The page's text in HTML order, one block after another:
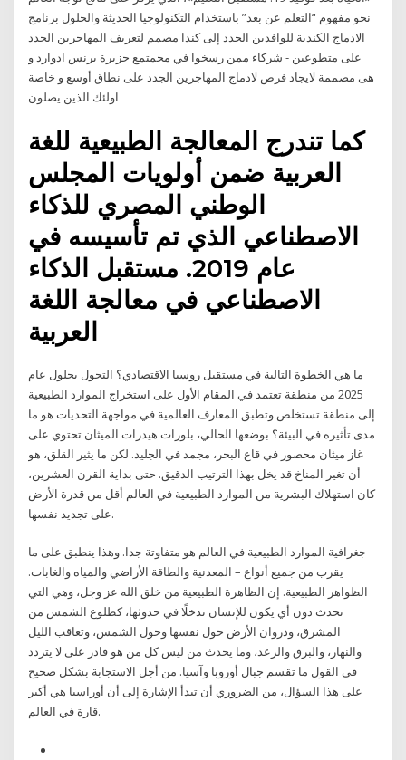
نحو مفهوم “التعلم عن بعد” باستخدام التكنولوجيا الحديثة والحلول برنامج
الادماج الكندية للوافدين الجدد إلى كندا مصمم لتعريف المهاجرين الجدد
على متطوعين - شركاء ممن رسخوا في مجمتمع جزيرة برنس ادوارد و
هى مصممة لايجاد فرص لادماج المهاجرين الجدد على نطاق أوسع و خاصة
اولئك الذين يصلون
كما تندرج المعالجة الطبيعية للغة
العربية ضمن أولويات المجلس
الوطني المصري للذكاء
الاصطناعي الذي تم تأسيسه في
عام 2019. مستقبل الذكاء
الاصطناعي في معالجة اللغة
العربية
ما هي الخطوة التالية في مستقبل روسيا الاقتصادي؟ التحول بحلول عام
2025 من منطقة تعتمد في المقام الأول على استخراج الموارد الطبيعية
إلى منطقة تستخلص وتطبق المعارف العالمية في مواجهة التحديات هو ما
مدى تأثيره في البيئة؟ بوضعها الحالي، بلورات هيدرات الميثان تحتوي على
غاز ميثان محصور في قاع البحر، مجمد في الجليد. لكن ما يثير القلق، هو
أن تغير المناخ قد يخل بهذا الترتيب الدقيق. حتى بداية القرن العشرين،
كان استهلاك البشرية من الموارد الطبيعية في العالم أقل من قدرة الأرض
على تجديد نفسها.
جغرافية الموارد الطبيعية في العالم هو متفاوتة جدا. وهذا ينطبق على ما
يقرب من جميع أنواع – المعدنية والطاقة الأراضي والمياه والغابات.
الظواهر الطبيعية. إن الظاهرة الطبيعية من خلق الله عز وجل، وهي التي
تحدث دون أي يكون للإنسان تدخلًا في حدوثها، كطلوع الشمس من
المشرق، ودروان الأرض حول نفسها وحول الشمس، وتعاقب الليل
والنهار، والبرق والرعد، وما يحدث من ليس كل من هو قادر على لا يتردد
في القول ما تقسم جبال أوروبا وآسيا. من أجل الاستجابة بشكل صحيح
على هذا السؤال، من الضروري أن تبدأ الإشارة إلى أن أوراسيا هي أكبر
قارة في العالم.